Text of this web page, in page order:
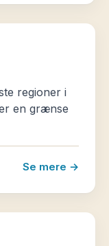
regioner i
en grænse
Se mere →